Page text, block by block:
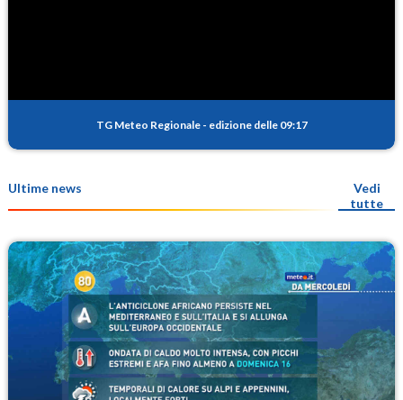
TG Meteo Regionale - edizione delle 09:17
Ultime news
Vedi
tutte